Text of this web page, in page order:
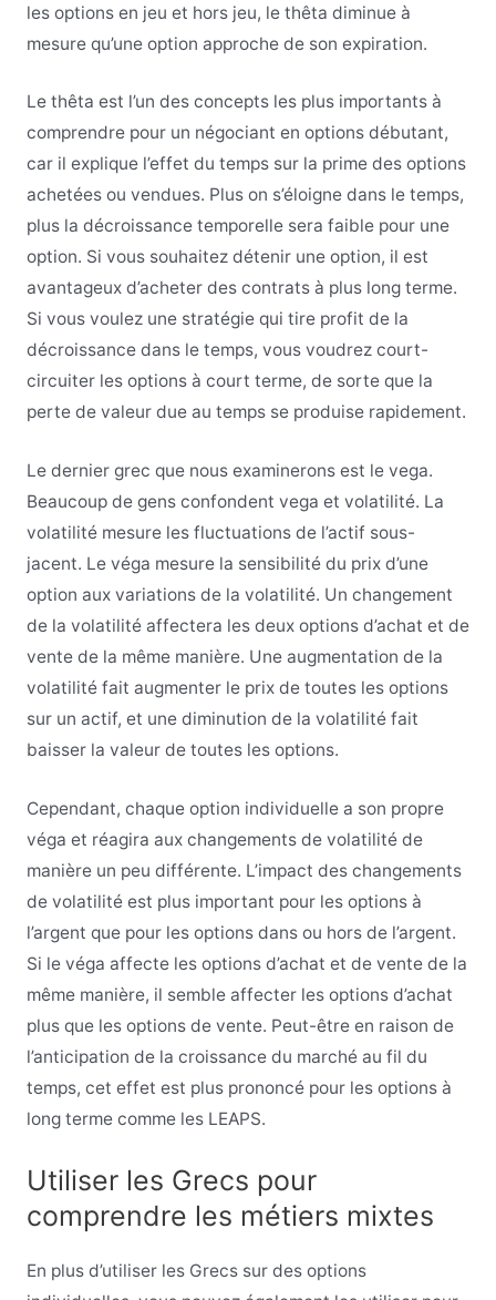
les options en jeu et hors jeu, le thêta diminue à
mesure qu’une option approche de son expiration.
Le thêta est l’un des concepts les plus importants à
comprendre pour un négociant en options débutant,
car il explique l’effet du temps sur la prime des options
achetées ou vendues. Plus on s’éloigne dans le temps,
plus la décroissance temporelle sera faible pour une
option. Si vous souhaitez détenir une option, il est
avantageux d’acheter des contrats à plus long terme.
Si vous voulez une stratégie qui tire profit de la
décroissance dans le temps, vous voudrez court-
circuiter les options à court terme, de sorte que la
perte de valeur due au temps se produise rapidement.
Le dernier grec que nous examinerons est le vega.
Beaucoup de gens confondent vega et volatilité. La
volatilité mesure les fluctuations de l’actif sous-
jacent. Le véga mesure la sensibilité du prix d’une
option aux variations de la volatilité. Un changement
de la volatilité affectera les deux options d’achat et de
vente de la même manière. Une augmentation de la
volatilité fait augmenter le prix de toutes les options
sur un actif, et une diminution de la volatilité fait
baisser la valeur de toutes les options.
Cependant, chaque option individuelle a son propre
véga et réagira aux changements de volatilité de
manière un peu différente. L’impact des changements
de volatilité est plus important pour les options à
l’argent que pour les options dans ou hors de l’argent.
Si le véga affecte les options d’achat et de vente de la
même manière, il semble affecter les options d’achat
plus que les options de vente. Peut-être en raison de
l’anticipation de la croissance du marché au fil du
temps, cet effet est plus prononcé pour les options à
long terme comme les LEAPS.
Utiliser les Grecs pour
comprendre les métiers mixtes
En plus d’utiliser les Grecs sur des options